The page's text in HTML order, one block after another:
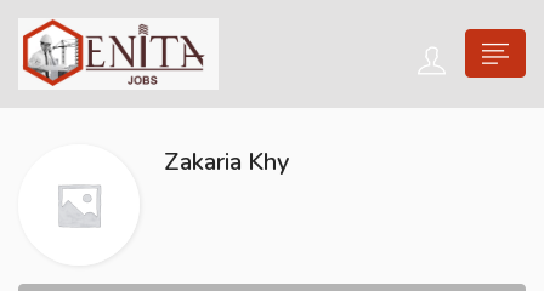
Zakaria Khy